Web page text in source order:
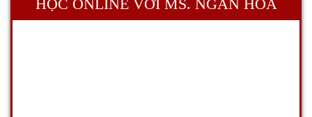
HỌC ONLINE VỚI MS. NGÂN HOA